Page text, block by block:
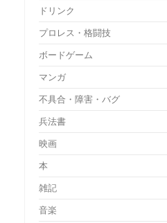
ドリンク
プロレス・格闘技
ボードゲーム
マンガ
不具合・障害・バグ
兵法書
映画
本
雑記
音楽